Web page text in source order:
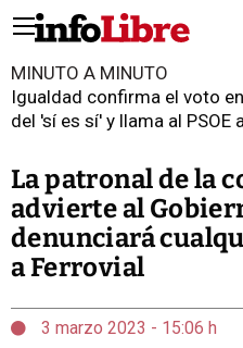
MINUTO A MINUTO
Igualdad confirma el voto
del 'sí es sí' y llama al PSOE
La patronal de la
advierte al
denunciará
a Ferrovial
3 marzo 2023 - 15:06 h